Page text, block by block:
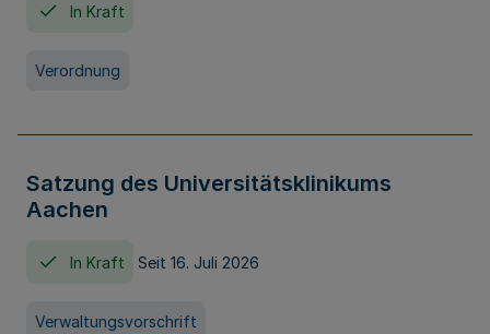
In Kraft
Verordnung
Satzung des Universitätsklinikums
Aachen
In Kraft Seit 16. Juli 2026
Verwaltungsvorschrift